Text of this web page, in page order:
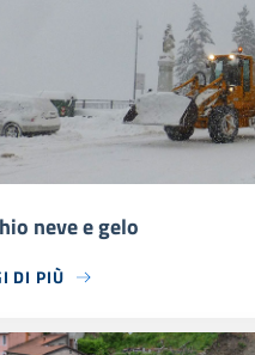
neve e gelo
DI PIÙ